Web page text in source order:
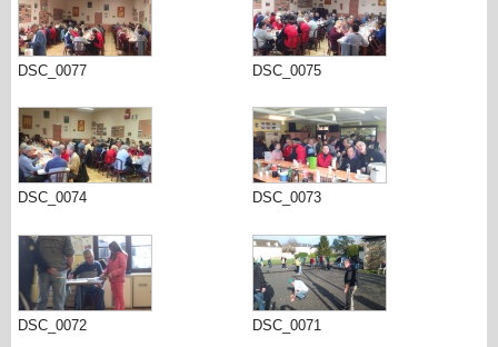
DSC_0077 DSC_0075
DSC_0074 DSC_0073
DSC_0072 DSC_0071